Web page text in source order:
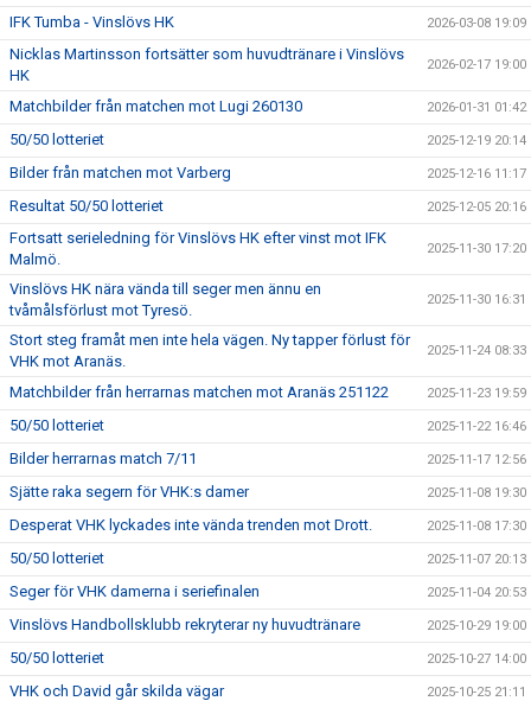
IFK Tumba - Vinslövs HK 2026-03-08 19:09
Nicklas Martinsson fortsätter som huvudtränare i Vinslövs
HK
2026-02-17 19:00
Matchbilder från matchen mot Lugi 260130 2026-01-31 01:42
50/50 lotteriet 2025-12-19 20:14
Bilder från matchen mot Varberg 2025-12-16 11:17
Resultat 50/50 lotteriet 2025-12-05 20:16
Fortsatt serieledning för Vinslövs HK efter vinst mot IFK
Malmö.
2025-11-30 17:20
Vinslövs HK nära vända till seger men ännu en
tvåmålsförlust mot Tyresö.
2025-11-30 16:31
Stort steg framåt men inte hela vägen. Ny tapper förlust för
VHK mot Aranäs.
2025-11-24 08:33
Matchbilder från herrarnas matchen mot Aranäs 251122 2025-11-23 19:59
50/50 lotteriet 2025-11-22 16:46
Bilder herrarnas match 7/11 2025-11-17 12:56
Sjätte raka segern för VHK:s damer 2025-11-08 19:30
Desperat VHK lyckades inte vända trenden mot Drott. 2025-11-08 17:30
50/50 lotteriet 2025-11-07 20:13
Seger för VHK damerna i seriefinalen 2025-11-04 20:53
Vinslövs Handbollsklubb rekryterar ny huvudtränare 2025-10-29 19:00
50/50 lotteriet 2025-10-27 14:00
VHK och David går skilda vägar 2025-10-25 21:11